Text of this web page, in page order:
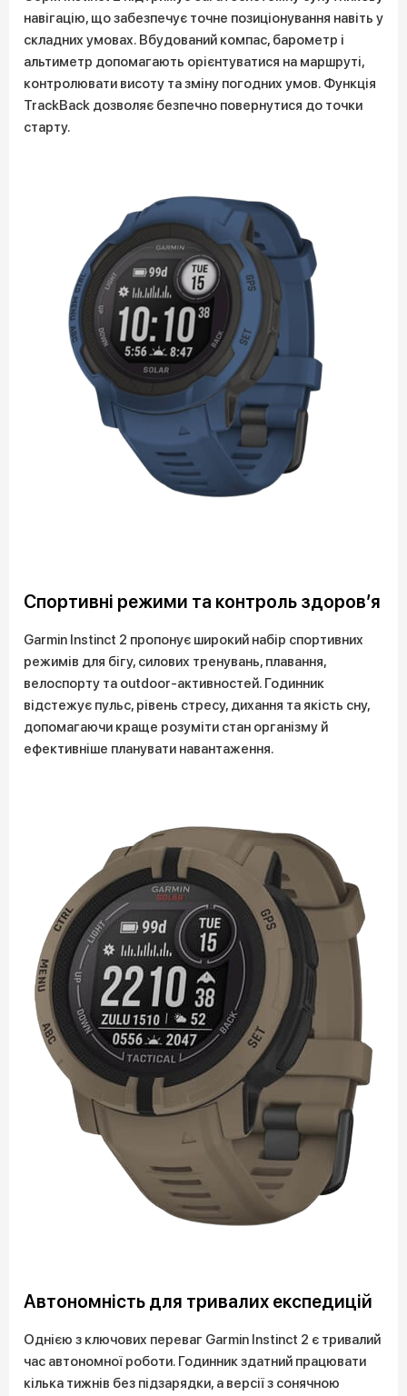
навігацію, що забезпечує точне позиціонування навіть у
складних умовах. Вбудований компас, барометр і
альтиметр допомагають орієнтуватися на маршруті,
контролювати висоту та зміну погодних умов. Функція
TrackBack дозволяє безпечно повернутися до точки
старту.
Спортивні режими та контроль здоров’я
Garmin Instinct 2 пропонує широкий набір спортивних
режимів для бігу, силових тренувань, плавання,
велоспорту та outdoor-активностей. Годинник
відстежує пульс, рівень стресу, дихання та якість сну,
допомагаючи краще розуміти стан організму й
ефективніше планувати навантаження.
Автономність для тривалих експедицій
Однією з ключових переваг Garmin Instinct 2 є тривалий
час автономної роботи. Годинник здатний працювати
кілька тижнів без підзарядки, а версії з сонячною